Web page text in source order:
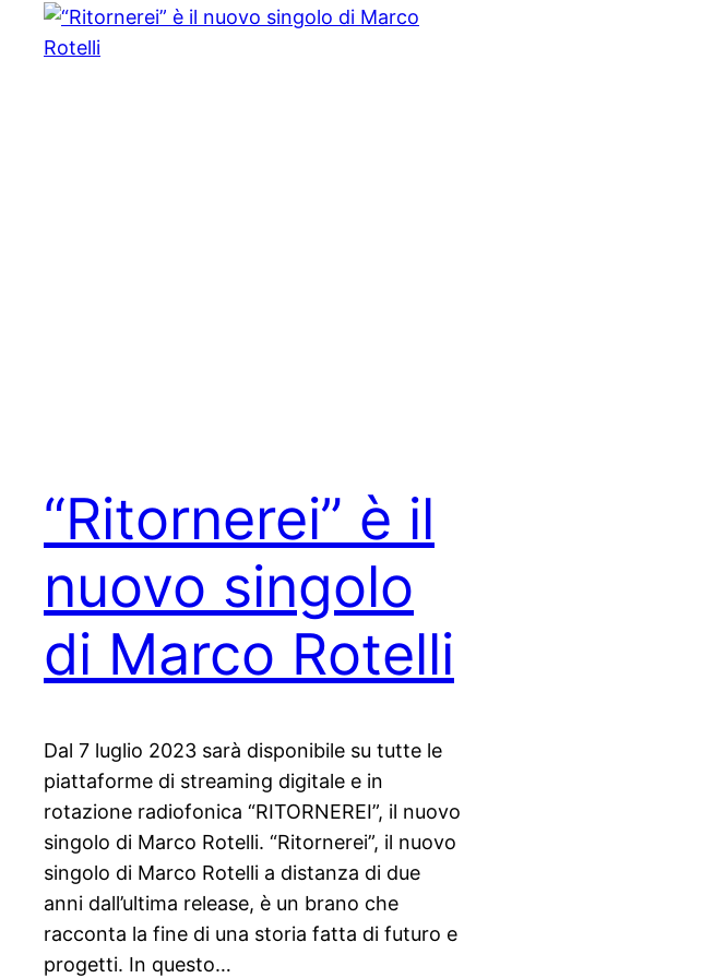
“Ritornerei” è il
nuovo singolo
di Marco Rotelli
Dal 7 luglio 2023 sarà disponibile su tutte le
piattaforme di streaming digitale e in
rotazione radiofonica “RITORNEREI”, il nuovo
singolo di Marco Rotelli. “Ritornerei”, il nuovo
singolo di Marco Rotelli a distanza di due
anni dall’ultima release, è un brano che
racconta la fine di una storia fatta di futuro e
progetti. In questo…